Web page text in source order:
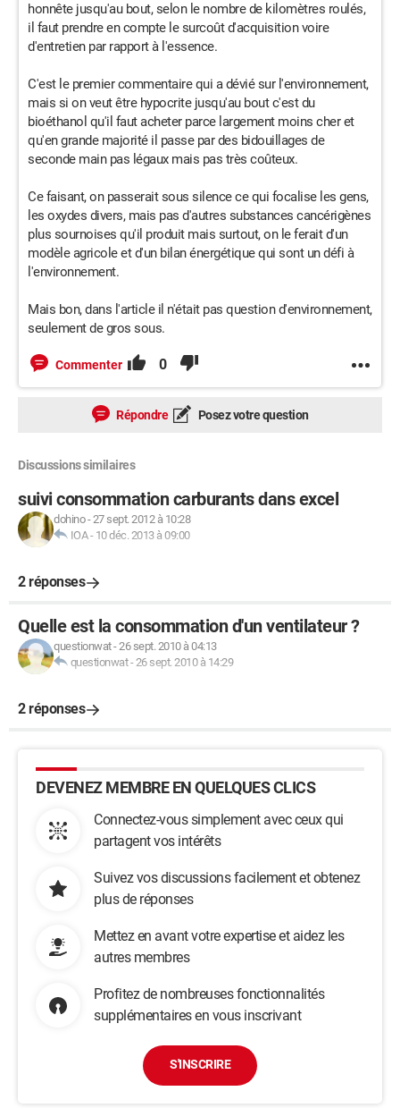
honnête jusqu'au bout, selon le nombre de kilomètres roulés,
il faut prendre en compte le surcoût d'acquisition voire
d'entretien par rapport à l'essence.
C'est le premier commentaire qui a dévié sur l'environnement,
mais si on veut être hypocrite jusqu'au bout c'est du
bioéthanol qu'il faut acheter parce largement moins cher et
qu'en grande majorité il passe par des bidouillages de
seconde main pas légaux mais pas très coûteux.
Ce faisant, on passerait sous silence ce qui focalise les gens,
les oxydes divers, mais pas d'autres substances cancérigènes
plus sournoises qu'il produit mais surtout, on le ferait d'un
modèle agricole et d'un bilan énergétique qui sont un défi à
l'environnement.
Mais bon, dans l'article il n'était pas question d'environnement,
seulement de gros sous.
Commenter 0
Répondre Posez votre question
Discussions similaires
suivi consommation carburants dans excel
dohino-27 sept. 2012 à 10:28
IOA- 10 déc. 2013 à 09:00
2 réponses
Quelle est la consommation d'un ventilateur ?
questionwat-26 sept. 2010 à 04:13
questionwat-26 sept. 2010 à 14:29
2 réponses
DEVENEZ MEMBRE EN QUELQUES CLICS
Connectez-vous simplement avec ceux qui
partagent vos intérêts
Suivez vos discussions facilement et obtenez
plus de réponses
Mettez en avant votre expertise et aidez les
autres membres
Profitez de nombreuses fonctionnalités
supplémentaires en vous inscrivant
S'INSCRIRE